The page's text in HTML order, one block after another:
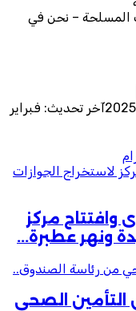
المسلحة – نحن في
آخر تحديث: فبراير
لاستخراج الجوازات
وافتتاح مركز
ونهر عطبرة...
من رئاسة الصندوق..
الصحي